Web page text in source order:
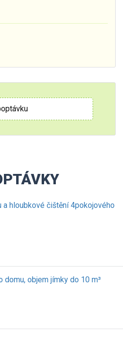
hloubkové čištění 4pokojového
domu, objem jímky do 10 m³